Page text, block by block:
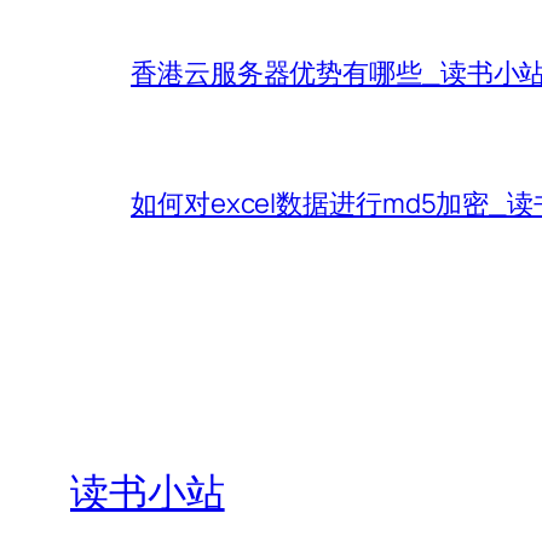
香港云服务器优势有哪些_读书小
如何对excel数据进行md5加密_读
读书小站